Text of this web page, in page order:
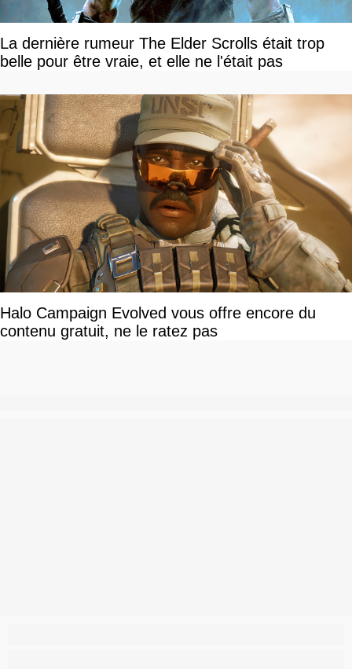
La dernière rumeur The Elder Scrolls était trop
belle pour être vraie, et elle ne l'était pas
Halo Campaign Evolved vous offre encore du
contenu gratuit, ne le ratez pas